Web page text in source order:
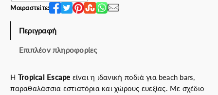
p
e
t
Μοιραστείτε:
Περιγραφή
Επιπλέον πληροφορίες
Η Tropical Escape είναι η ιδανική ποδιά για beach bars,
παραθαλάσσια εστιατόρια και χώρους ευεξίας. Με σχέδιο